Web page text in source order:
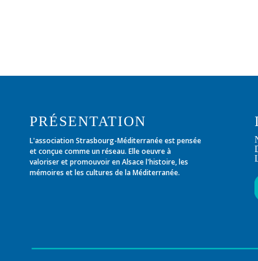
PRÉSENTATION
L'association Strasbourg-Méditerranée est pensée
et conçue comme un réseau. Elle oeuvre à
valoriser et promouvoir en Alsace l'histoire, les
mémoires et les cultures de la Méditerranée.